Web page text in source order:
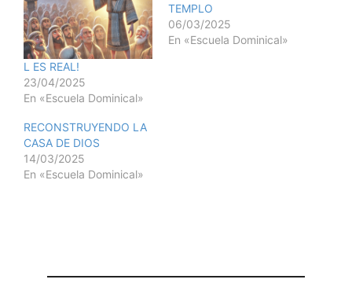
L ES REAL!
23/04/2025
En «Escuela Dominical»
TEMPLO
06/03/2025
En «Escuela Dominical»
RECONSTRUYENDO LA
CASA DE DIOS
14/03/2025
En «Escuela Dominical»